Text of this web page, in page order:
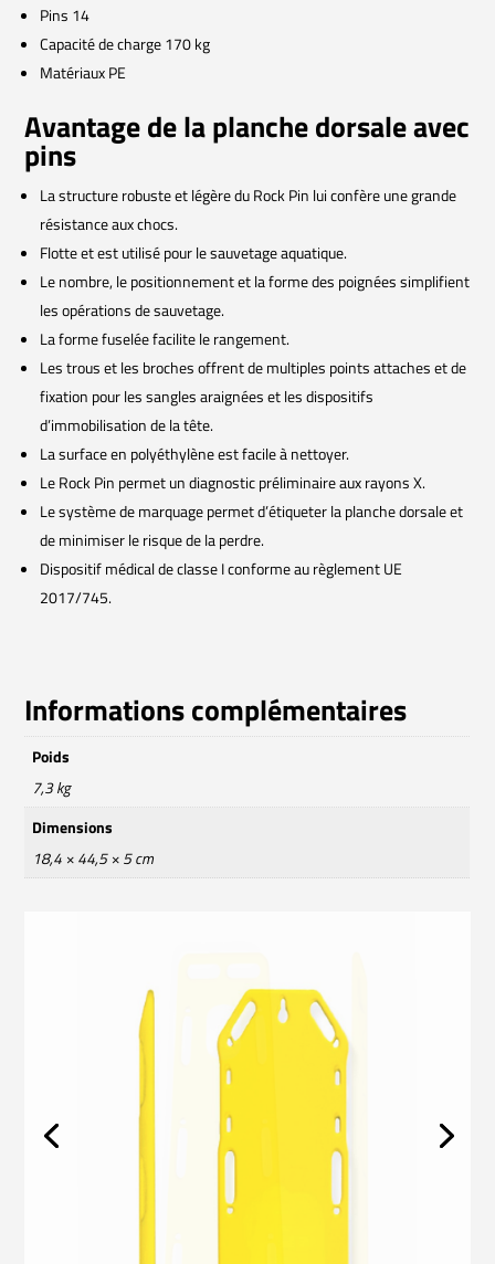
Pins 14
Capacité de charge 170 kg
Matériaux PE
Avantage de la planche dorsale avec
pins
La structure robuste et légère du Rock Pin lui confère une grande
résistance aux chocs.
Flotte et est utilisé pour le sauvetage aquatique.
Le nombre, le positionnement et la forme des poignées simplifient
les opérations de sauvetage.
La forme fuselée facilite le rangement.
Les trous et les broches offrent de multiples points attaches et de
fixation pour les sangles araignées et les dispositifs
d’immobilisation de la tête.
La surface en polyéthylène est facile à nettoyer.
Le Rock Pin permet un diagnostic préliminaire aux rayons X.
Le système de marquage permet d’étiqueter la planche dorsale et
de minimiser le risque de la perdre.
Dispositif médical de classe I conforme au règlement UE
2017/745.
Informations complémentaires
Poids
7,3 kg
Dimensions
18,4 × 44,5 × 5 cm